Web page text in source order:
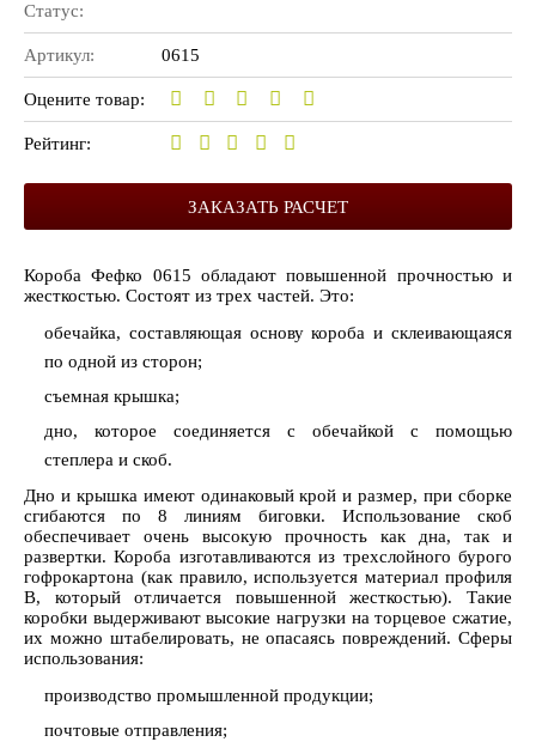
Статус:
Артикул: 0615
Оцените товар:
Рейтинг:
ЗАКАЗАТЬ РАСЧЕТ
Короба Фефко 0615 обладают повышенной прочностью и
жесткостью. Состоят из трех частей. Это:
обечайка, составляющая основу короба и склеивающаяся
по одной из сторон;
съемная крышка;
дно, которое соединяется с обечайкой с помощью
степлера и скоб.
Дно и крышка имеют одинаковый крой и размер, при сборке
сгибаются по 8 линиям биговки. Использование скоб
обеспечивает очень высокую прочность как дна, так и
развертки. Короба изготавливаются из трехслойного бурого
гофрокартона (как правило, используется материал профиля
В, который отличается повышенной жесткостью). Такие
коробки выдерживают высокие нагрузки на торцевое сжатие,
их можно штабелировать, не опасаясь повреждений. Сферы
использования:
производство промышленной продукции;
почтовые отправления;